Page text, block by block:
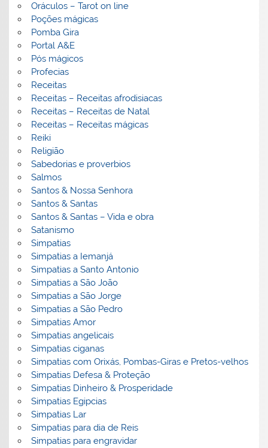
Oráculos – Tarot on line
Poções mágicas
Pomba Gira
Portal A&E
Pós mágicos
Profecias
Receitas
Receitas – Receitas afrodisiacas
Receitas – Receitas de Natal
Receitas – Receitas mágicas
Reiki
Religião
Sabedorias e proverbios
Salmos
Santos & Nossa Senhora
Santos & Santas
Santos & Santas – Vida e obra
Satanismo
Simpatias
Simpatias a Iemanjá
Simpatias a Santo Antonio
Simpatias a São João
Simpatias a São Jorge
Simpatias a São Pedro
Simpatias Amor
Simpatias angelicais
Simpatias ciganas
Simpatias com Orixás, Pombas-Giras e Pretos-velhos
Simpatias Defesa & Proteção
Simpatias Dinheiro & Prosperidade
Simpatias Egipcias
Simpatias Lar
Simpatias para dia de Reis
Simpatias para engravidar